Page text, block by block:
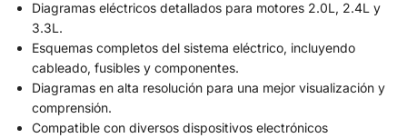
Diagramas eléctricos detallados para motores 2.0L, 2.4L y
3.3L.
Esquemas completos del sistema eléctrico, incluyendo
cableado, fusibles y componentes.
Diagramas en alta resolución para una mejor visualización y
comprensión.
Compatible con diversos dispositivos electrónicos